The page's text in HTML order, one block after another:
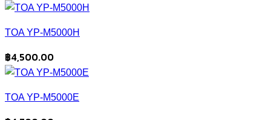
TOA YP-M5000H
฿4,500.00
TOA YP-M5000E